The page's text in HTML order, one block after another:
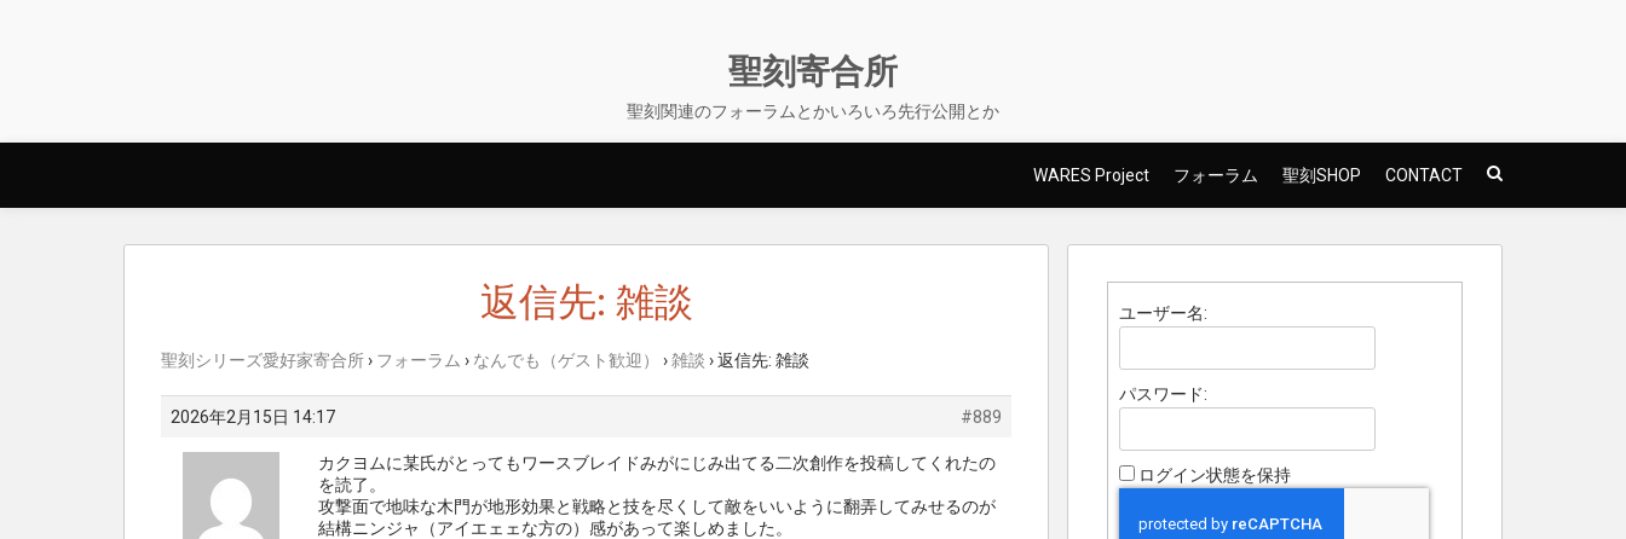
聖刻寄合所
聖刻関連のフォーラムとかいろいろ先行公開とか
WARES Project フォーラム 聖刻SHOP CONTACT
返信先: 雑談
聖刻シリーズ愛好家寄合所› フォーラム › なんでも（ゲスト歓迎） ›雑談 ›返信先: 雑談
2026年2月15日 14:17 #889
カクヨムに某氏がとってもワースブレイドみがにじみ出てる二次創作を投稿してくれたの
を読了。
攻撃面で地味な木門が地形効果と戦略と技を尽くして敵をいいように翻弄してみせるのが
結構ニンジャ（アイエェェな方の）感があって楽しめました。
ユーザー名:
パスワード:
ログイン状態を保持